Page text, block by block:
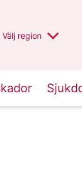
Du har valt region
Välj en annan
region